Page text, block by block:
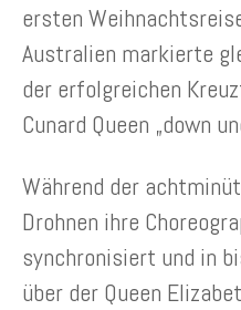
ersten
Australien markierte
der erfolgreichen
Cunard Queen „down
Während der
Drohnen ihre
synchronisiert und in
über der Queen